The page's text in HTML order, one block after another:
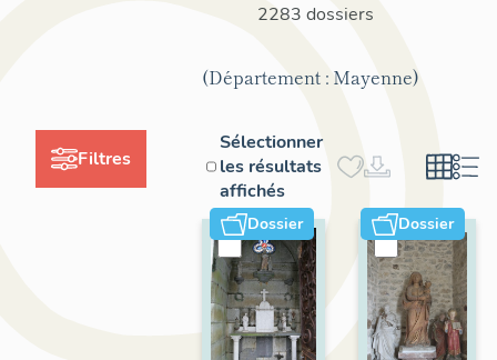
Filtres
2283 dossiers
(Département : Mayenne)
Sélectionner
les résultats
affichés
Dossier Dossier